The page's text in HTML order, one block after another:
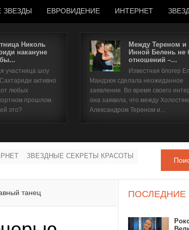
ЕВРОВИДЕНИЕ ИНТЕРНЕТ
Николь
накануне
участница шоу
активно
любых
прошлом.
это?
Между Тереном и
Инной Белень не
отношений –...
Известная блогер
Мандзюк сделала неожиданное
заявление. Во время своего
она заявила, что между
Александром Тереном и...
ЗВЕЗДНЫЕ СЕКРЕТЫ КРАСОТЫ
танец ПОСЛЕДНИЕ
Имя пользователя
Забыли имя пользователя?